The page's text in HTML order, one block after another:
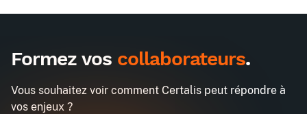
Formez vos collaborateurs.
Vous souhaitez voir comment Certalis peut répondre à
vos enjeux ?